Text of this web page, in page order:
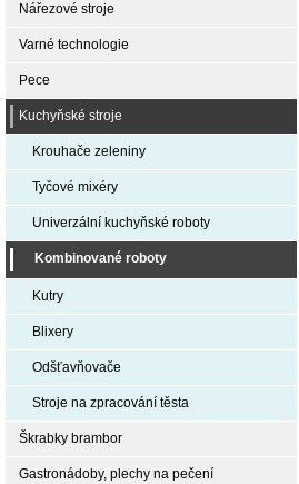
Nářezové stroje
Varné technologie
Pece
Kuchyňské stroje
Krouhače zeleniny
Tyčové mixéry
Univerzální kuchyňské roboty
Kombinované roboty
Kutry
Blixery
Odšťavňovače
Stroje na zpracování těsta
Škrabky brambor
Gastronádoby, plechy na pečení